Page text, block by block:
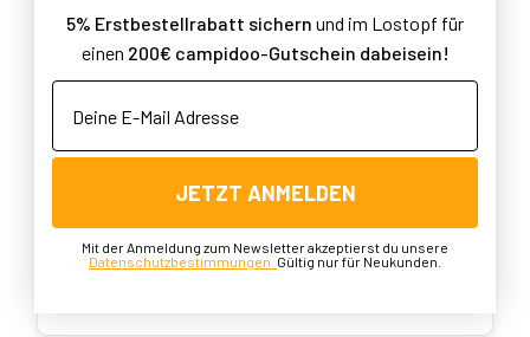
vor 4 Monaten
Sehr schönes Segel. Uns macht es viel
Freude wenn wir es aufspannen können.
5% Erstbestellrabatt sichern und im Lostopf für
einen 200€ campidoo-Gutschein dabeisein!
Deine E-Mail Adresse
JETZT ANMELDEN
Mit der Anmeldung zum Newsletter akzeptierst du unsere
Datenschutzbestimmungen Gültig nur für Neukunden.